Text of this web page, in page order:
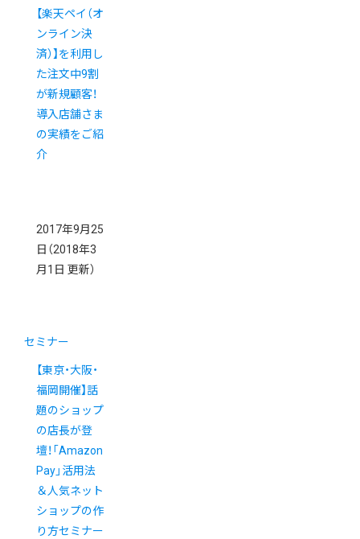
【楽天ペイ（オ
ンライン決
済）】を利用し
た注文中9割
が新規顧客！
導入店舗さま
の実績をご紹
介
2017年9月25
日 （2018年3
月1日 更新）
セミナー
【東京・大阪・
福岡開催】話
題のショップ
の店長が登
壇！「Amazon
Pay」活用法
＆人気ネット
ショップの作
り方セミナー